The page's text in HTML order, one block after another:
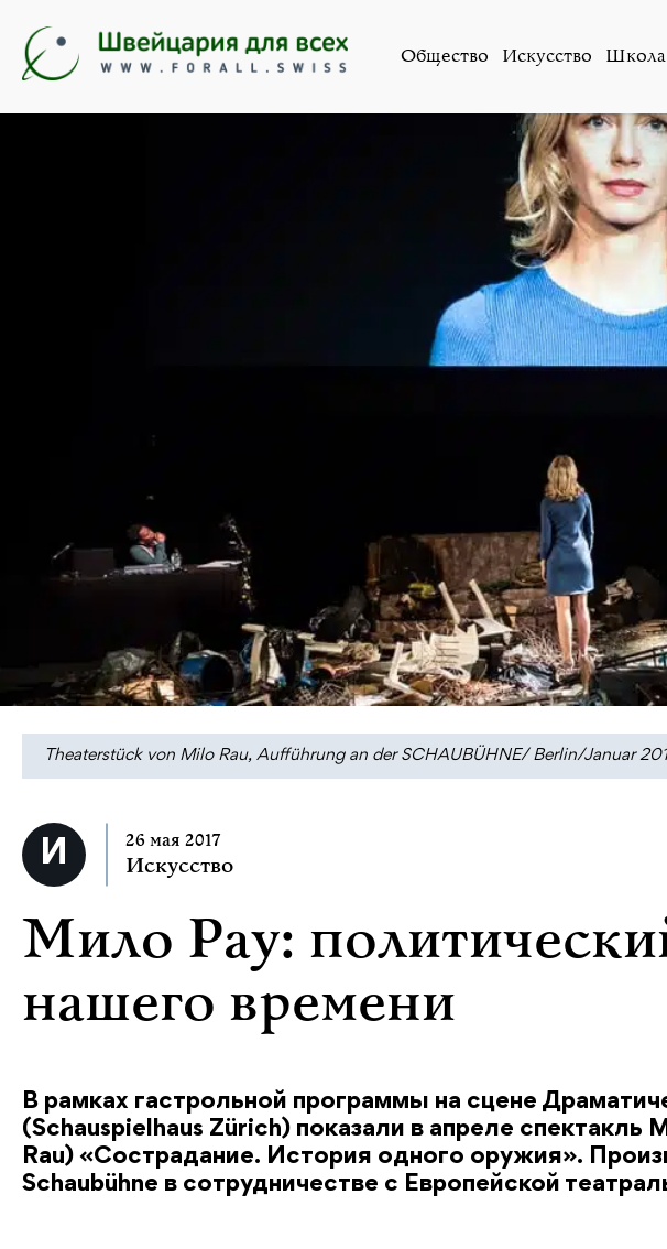
Общество Искусство Школа
Theaterstück von Milo Rau, Aufführung an der SCHAUBÜHNE/ Berlin/Januar
26 мая 2017
Искусство
Мило Рау:
нашего времени
В рамках гастрольной программы на сцене
(Schauspielhaus Zürich) показали в апреле спектакль
Rau) «Сострадание. История одного оружия».
Schaubühne в сотрудничестве с Европейской